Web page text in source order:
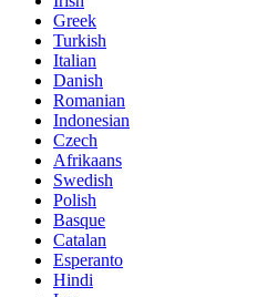
Greek
Turkish
Italian
Danish
Romanian
Indonesian
Czech
Afrikaans
Swedish
Polish
Basque
Catalan
Esperanto
Hindi